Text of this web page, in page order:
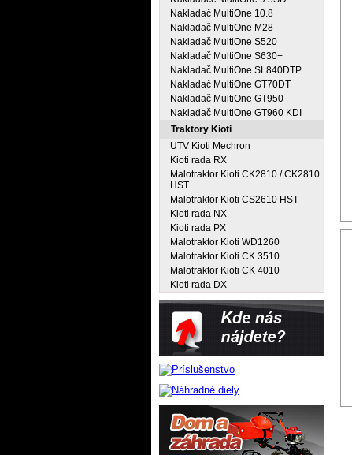
Nakladač MultiOne 10.8
Nakladač MultiOne M28
Nakladač MultiOne S520
Nakladač MultiOne S630+
Nakladač MultiOne SL840DTP
Nakladač MultiOne GT70DT
Nakladač MultiOne GT950
Nakladač MultiOne GT960 KDI
Traktory Kioti
UTV Kioti Mechron
Kioti rada RX
Malotraktor Kioti CK2810 / CK2810
HST
Malotraktor Kioti CS2610 HST
Kioti rada NX
Kioti rada PX
Malotraktor Kioti WD1260
Malotraktor Kioti CK 3510
Malotraktor Kioti CK 4010
Kioti rada DX